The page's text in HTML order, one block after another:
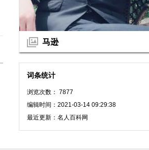
马逊
词条统计
浏览次数： 7877
编辑时间：2021-03-14 09:29:38
最近更新：名人百科网